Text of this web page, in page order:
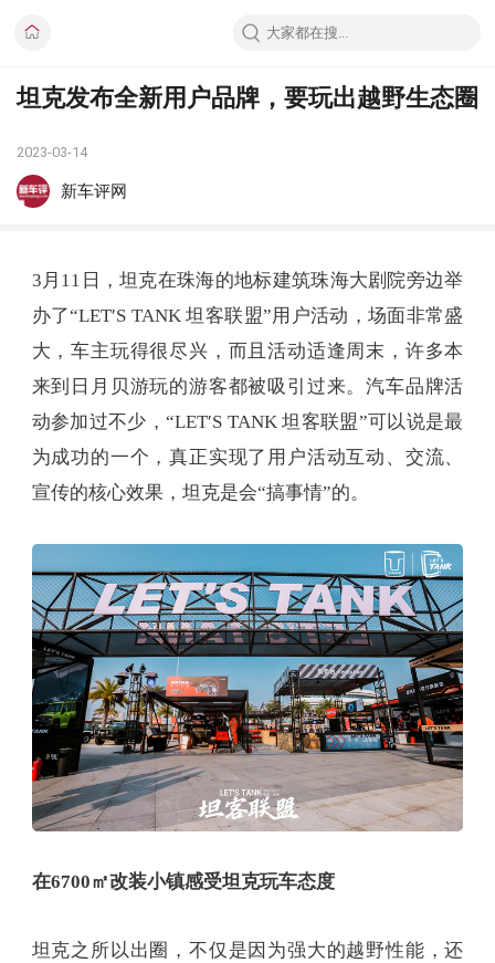
坦克发布全新用户品牌，要玩出越野生态圈
2023-03-14
新车评网
3月11日，坦克在珠海的地标建筑珠海大剧院旁边举
办了“LET′S TANK 坦客联盟”用户活动，场面非常盛
大，车主玩得很尽兴，而且活动适逢周末，许多本
来到日月贝游玩的游客都被吸引过来。汽车品牌活
动参加过不少，“LET′S TANK 坦客联盟”可以说是最
为成功的一个，真正实现了用户活动互动、交流、
宣传的核心效果，坦克是会“搞事情”的。
在6700㎡改装小镇感受坦克玩车态度
坦克之所以出圈，不仅是因为强大的越野性能，还